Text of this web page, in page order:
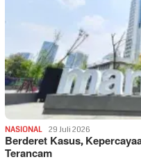
NASIONAL 29 Juli 2026
Berderet Kasus,
Terancam